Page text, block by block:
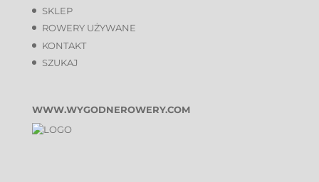
SKLEP
ROWERY UŻYWANE
KONTAKT
SZUKAJ
WWW.WYGODNEROWERY.COM